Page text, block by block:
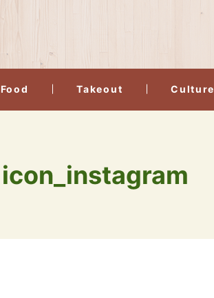
Food Takeout Culture
icon_instagram